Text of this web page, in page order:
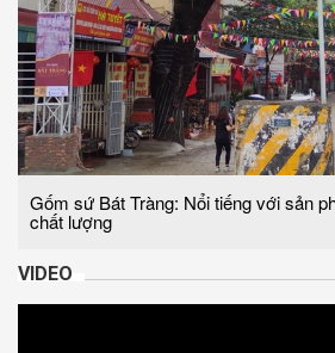
Gốm sứ Bát Tràng: Nổi tiếng với sản
chất lượng
VIDEO